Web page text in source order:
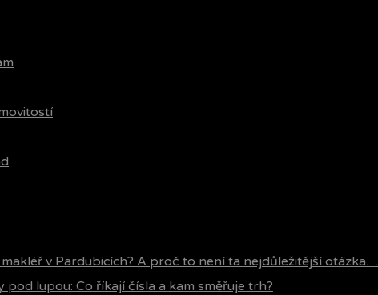
v Pardubicích? A proč to není ta nejdůležitější otázka…
pod lupou: Co říkají čísla a kam směřuje trh?